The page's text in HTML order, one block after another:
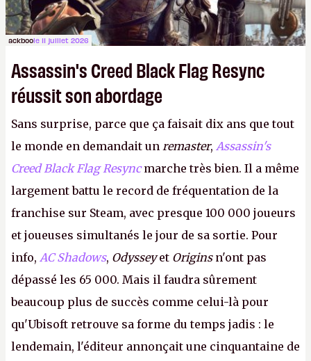
ackboole 11 juillet 2026
Assassin's Creed Black Flag Resync
réussit son abordage
Sans surprise, parce que ça faisait dix ans que tout
le monde en demandait un remaster, Assassin's
Creed Black Flag Resyncmarche très bien. Il a même
largement battu le record de fréquentation de la
franchise sur Steam, avec presque 100 000 joueurs
et joueuses simultanés le jour de sa sortie. Pour
info, AC Shadows, Odysseyet Originsn'ont pas
dépassé les 65 000. Mais il faudra sûrement
beaucoup plus de succès comme celui-là pour
qu'Ubisoft retrouve sa forme du temps jadis : le
lendemain, l'éditeur annonçait une cinquantaine de